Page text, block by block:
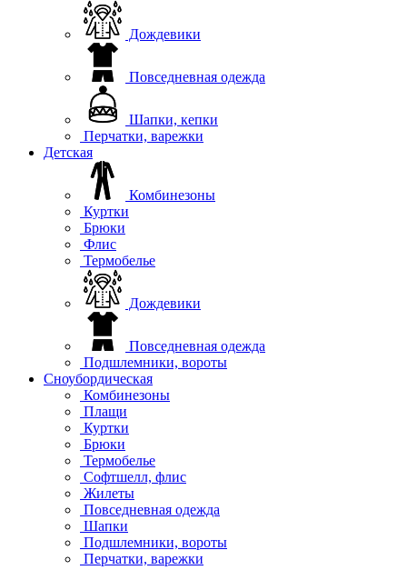
Дождевики
Повседневная одежда
Шапки, кепки
Перчатки, варежки
Детская
Комбинезоны
Куртки
Брюки
Флис
Термобелье
Дождевики
Повседневная одежда
Подшлемники, вороты
Сноубордическая
Комбинезоны
Плащи
Куртки
Брюки
Термобелье
Софтшелл, флис
Жилеты
Повседневная одежда
Шапки
Подшлемники, вороты
Перчатки, варежки